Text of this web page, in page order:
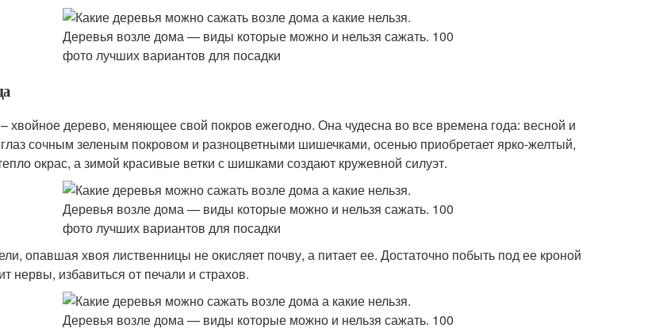
хвойное дерево, меняющее свой покров ежегодно. Она чудесна во все времена года: весной и
сочным зеленым покровом и разноцветными шишечками, осенью приобретает ярко-желтый,
окрас, а зимой красивые ветки с шишками создают кружевной силуэт.
опавшая хвоя лиственницы не окисляет почву, а питает ее. Достаточно побыть под ее кроной
нервы, избавиться от печали и страхов.